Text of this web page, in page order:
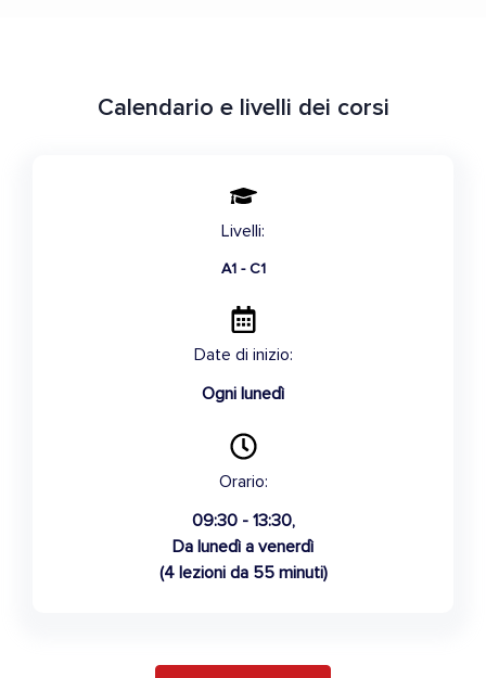
Calendario e livelli dei corsi
Livelli:
A1 - C1
Date di inizio:
Ogni lunedì
Orario:
09:30 - 13:30,
Da lunedì a venerdì
(4 lezioni da 55 minuti)